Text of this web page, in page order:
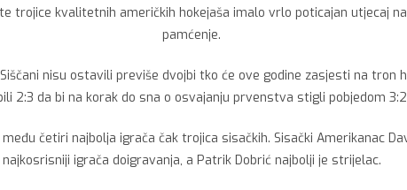
trojice kvalitetnih američkih hokejaša imalo vrlo poticajan utjecaj
pamćenje.
nisu ostavili previše dvojbi tko će ove godine zasjesti na tron
2:3 da bi na korak do sna o osvajanju prvenstva stigli pobjedom
četiri najbolja igrača čak trojica sisačkih. Sisački Amerikanac
najkosrisniji igrača doigravanja, a Patrik Dobrić najbolji je strijelac.